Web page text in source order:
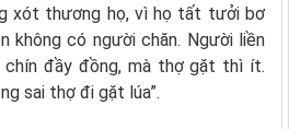
xót thương họ, vì họ tất tưởi bơ
không có người chăn. Người liền
chín đầy đồng, mà thợ gặt thì ít.
sai thợ đi gặt lúa”.